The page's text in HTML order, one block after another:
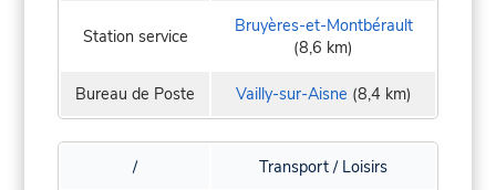
Station service
Bruyères-et-Montbérault
(8,6 km)
Bureau de Poste Vailly-sur-Aisne (8,4 km)
/ Transport / Loisirs